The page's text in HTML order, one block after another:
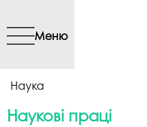
Меню
Ви є тут
Наука
Наукові праці